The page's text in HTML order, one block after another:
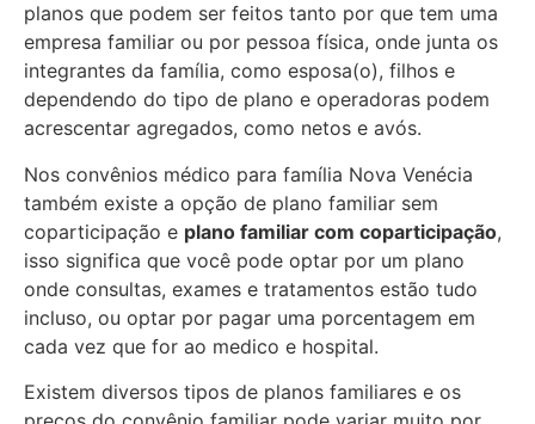
planos que podem ser feitos tanto por que tem uma
empresa familiar ou por pessoa física, onde junta os
integrantes da família, como esposa(o), filhos e
dependendo do tipo de plano e operadoras podem
acrescentar agregados, como netos e avós.
Nos convênios médico para família Nova Venécia
também existe a opção de plano familiar sem
coparticipação e plano familiar com coparticipação,
isso significa que você pode optar por um plano
onde consultas, exames e tratamentos estão tudo
incluso, ou optar por pagar uma porcentagem em
cada vez que for ao medico e hospital.
Existem diversos tipos de planos familiares e os